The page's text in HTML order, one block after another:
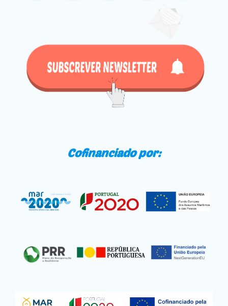
Cofinanciado por: